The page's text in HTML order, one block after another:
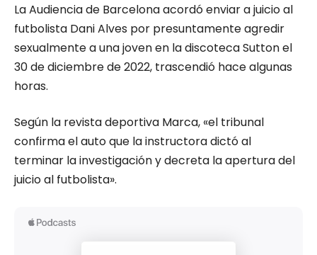
La Audiencia de Barcelona acordó enviar a juicio al
futbolista Dani Alves por presuntamente agredir
sexualmente a una joven en la discoteca Sutton el
30 de diciembre de 2022, trascendió hace algunas
horas.
Según la revista deportiva Marca, «el tribunal
confirma el auto que la instructora dictó al
terminar la investigación y decreta la apertura del
juicio al futbolista».